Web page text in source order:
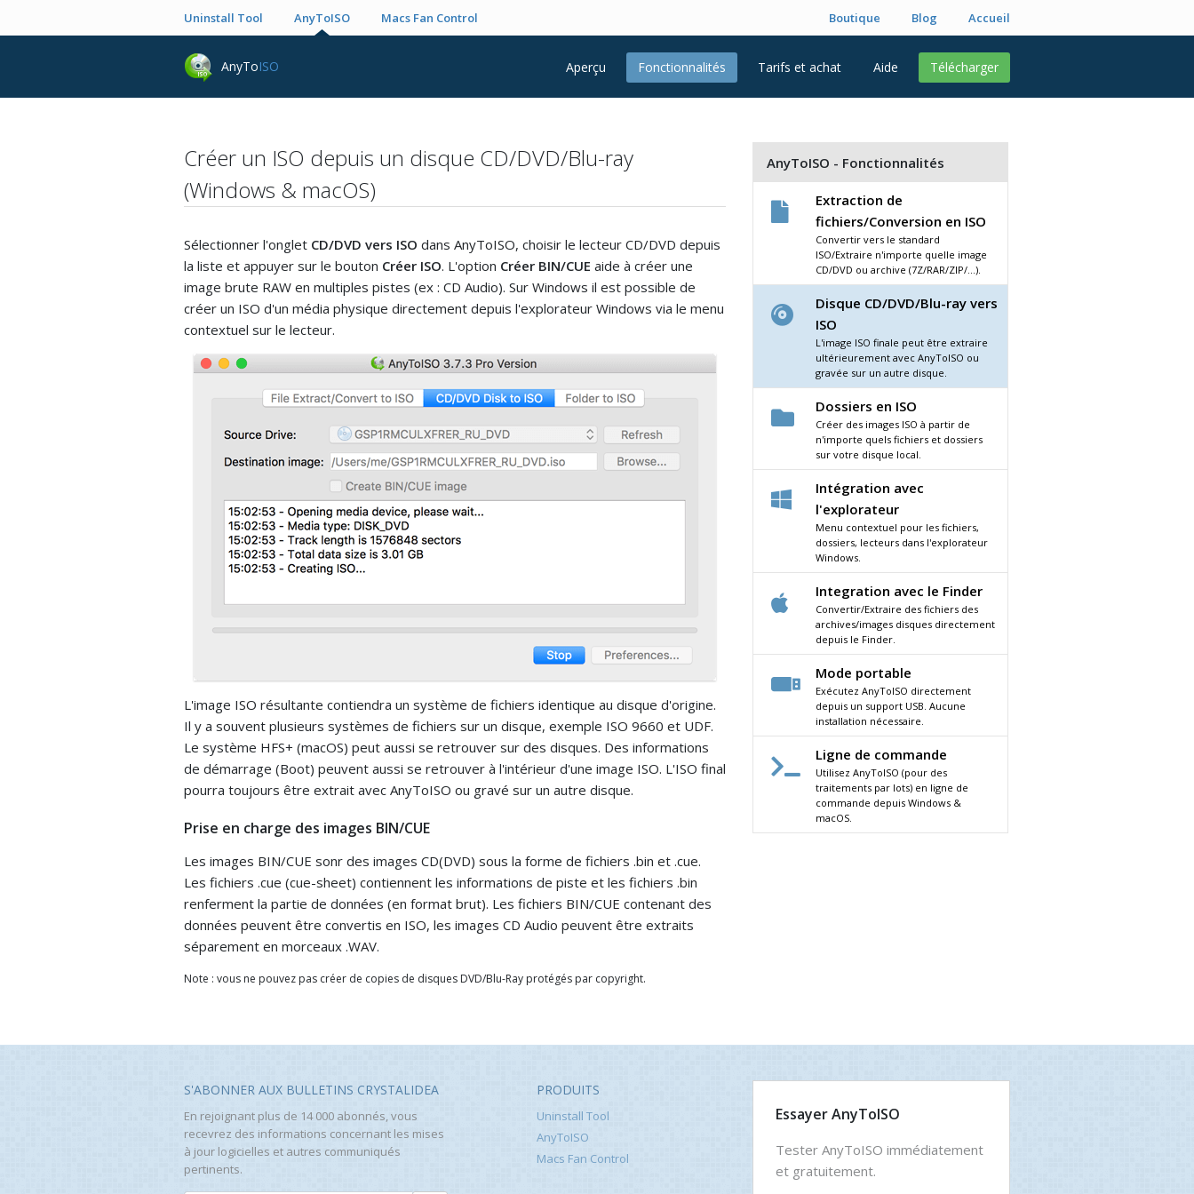
Uninstall Tool AnyToISO Macs Fan Control Boutique Blog Accueil
AnyToISO Aperçu Fonctionnalités Tarifs et achat Aide Télécharger
Créer un ISO depuis un disque CD/DVD/Blu-ray
(Windows & macOS)
Sélectionner l'onglet CD/DVD vers ISO dans AnyToISO, choisir le lecteur CD/DVD depuis
la liste et appuyer sur le bouton Créer ISO. L'option Créer BIN/CUE aide à créer une
image brute RAW en multiples pistes (ex : CD Audio). Sur Windows il est possible de
créer un ISO d'un média physique directement depuis l'explorateur Windows via le menu
contextuel sur le lecteur.
L'image ISO résultante contiendra un système de fichiers identique au disque d'origine.
Il y a souvent plusieurs systèmes de fichiers sur un disque, exemple ISO 9660 et UDF.
Le système HFS+ (macOS) peut aussi se retrouver sur des disques. Des informations
de démarrage (Boot) peuvent aussi se retrouver à l'intérieur d'une image ISO. L'ISO final
pourra toujours être extrait avec AnyToISO ou gravé sur un autre disque.
Prise en charge des images BIN/CUE
Les images BIN/CUE sonr des images CD(DVD) sous la forme de fichiers .bin et .cue.
Les fichiers .cue (cue-sheet) contiennent les informations de piste et les fichiers .bin
renferment la partie de données (en format brut). Les fichiers BIN/CUE contenant des
données peuvent être convertis en ISO, les images CD Audio peuvent être extraits
séparement en morceaux .WAV.
Note : vous ne pouvez pas créer de copies de disques DVD/Blu-Ray protégés par copyright.
AnyToISO - Fonctionnalités
Extraction de
fichiers/Conversion en ISO
Convertir vers le standard
ISO/Extraire n'importe quelle image
CD/DVD ou archive (7Z/RAR/ZIP/...).
Disque CD/DVD/Blu-ray vers
ISO
L'image ISO finale peut être extraire
ultérieurement avec AnyToISO ou
gravée sur un autre disque.
Dossiers en ISO
Créer des images ISO à partir de
n'importe quels fichiers et dossiers
sur votre disque local.
Intégration avec
l'explorateur
Menu contextuel pour les fichiers,
dossiers, lecteurs dans l'explorateur
Windows.
Integration avec le Finder
Convertir/Extraire des fichiers des
archives/images disques directement
depuis le Finder.
Mode portable
Exécutez AnyToISO directement
depuis un support USB. Aucune
installation nécessaire.
Ligne de commande
Utilisez AnyToISO (pour des
traitements par lots) en ligne de
commande depuis Windows &
macOS.
S'ABONNER AUX BULLETINS CRYSTALIDEA
En rejoignant plus de 14 000 abonnés, vous
recevrez des informations concernant les mises
à jour logicielles et autres communiqués
pertinents.
PRODUITS
Uninstall Tool
AnyToISO
Macs Fan Control
Essayer AnyToISO
Tester AnyToISO immédiatement
et gratuitement.